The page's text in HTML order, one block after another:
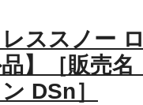
レススノー
】［販売
DSn］